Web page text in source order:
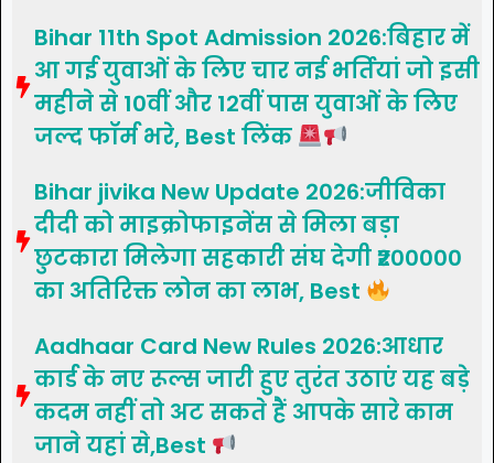
Bihar 11th Spot Admission 2026:बिहार में
आ गई युवाओं के लिए चार नई भर्तियां जो इसी
महीने से 10वीं और 12वीं पास युवाओं के लिए
जल्द फॉर्म भरे, Best लिंक
Bihar jivika New Update 2026:जीविका
दीदी को माइक्रोफाइनेंस से मिला बड़ा
छुटकारा मिलेगा सहकारी संघ देगी ₹200000
का अतिरिक्त लोन का लाभ, Best
Aadhaar Card New Rules 2026:आधार
कार्ड के नए रूल्स जारी हुए तुरंत उठाएं यह बड़े
कदम नहीं तो अट सकते हैं आपके सारे काम
जाने यहां से,Best